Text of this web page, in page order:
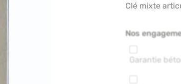
Clé mixte
Nos
Garantie